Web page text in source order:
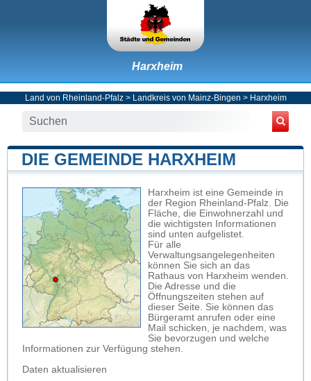
Harxheim
Land von Rheinland-Pfalz> Landkreis von Mainz-Bingen > Harxheim
DIE GEMEINDE HARXHEIM
Harxheim ist eine Gemeinde in
der Region Rheinland-Pfalz. Die
Fläche, die Einwohnerzahl und
die wichtigsten Informationen
sind unten aufgelistet.
Für alle
Verwaltungsangelegenheiten
können Sie sich an das
Rathaus von Harxheim wenden.
Die Adresse und die
Öffnungszeiten stehen auf
dieser Seite. Sie können das
Bürgeramt anrufen oder eine
Mail schicken, je nachdem, was
Sie bevorzugen und welche
Informationen zur Verfügung stehen.
Daten aktualisieren